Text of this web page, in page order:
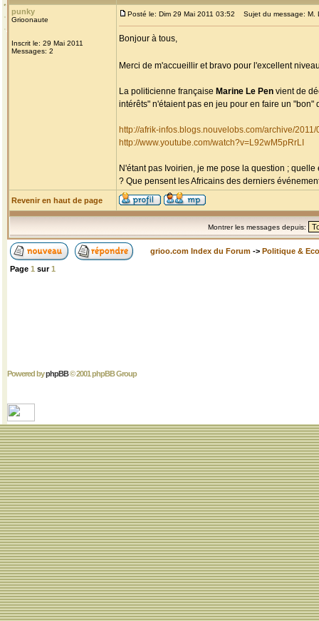
punky
Grioonaute
Inscrit le: 29 Mai 2011
Messages: 2
Posté le: Dim 29 Mai 2011 03:52 Sujet du message: M.
Bonjour à tous,
Merci de m'accueillir et bravo pour l'excellent
La politicienne française Marine Le Pen vient de
intérêts" n'étaient pas en jeu pour en faire un "bon"
http://afrik-infos.blogs.nouvelobs.com/archive/
http://www.youtube.com/watch?v=L92wM5pRrLI
N'étant pas Ivoirien, je me pose la question ;
? Que pensent les Africains des derniers
Revenir en haut de page
Montrer les messages depuis:
grioo.com Index du Forum -> Politique &
Page 1 sur1
Powered byphpBB© 2001 phpBB Group